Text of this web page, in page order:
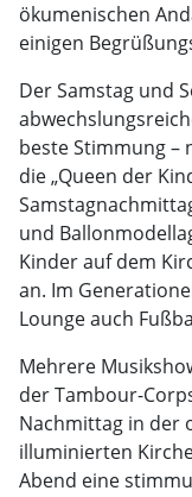
ökumenischen
einigen
Der Samstag und
beste Stimmung –
die „Queen der
und
Kinder auf dem
an. Im
Lounge auch
Mehrere
der Tambour-
Nachmittag in der
illuminierten
Abend eine